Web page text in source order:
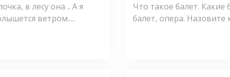
в лесу она .. А я
ветром.....
Что такое балет.
балет, опера.